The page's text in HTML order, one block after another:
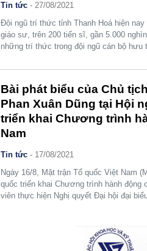
Tin tức -27/08/2021
Đội ngũ trí thức tỉnh Thanh Hoá hiện
giáo sư, trên 200 tiến sĩ, gần 5.000
những trí thức trong đội ngũ cán bộ hưu
Bài phát biểu của Chủ
Phan Xuân Dũng tại Hội
triển khai Chương trình
Nam
Tin tức - 17/08/2021
Ngày 16/8, Mặt trận Tổ quốc Việt Nam
quốc triển khai Chương trình hành
viên thực hiện Nghị quyết Đại hội đại